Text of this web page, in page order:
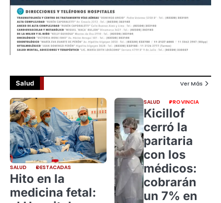
Salud Ver Más
SALUD DESTACADAS
Hito en la
medicina fetal:
SALUD PROVINCIA
Kicillof
cerró la
paritaria
con los
médicos:
cobrarán
un 7% en